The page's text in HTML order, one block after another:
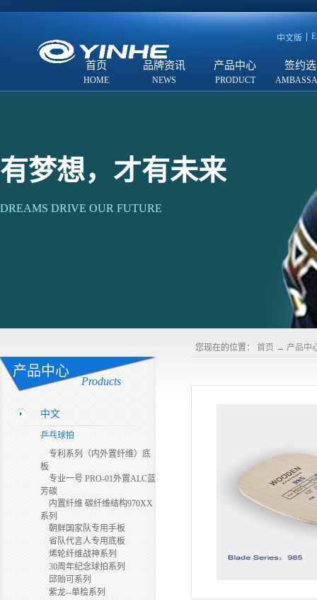
中文版
首页 品牌资讯 产品中心 签约
有梦想，才有未来
DREAMS DRIVE OUR FUTURE
产品中心
Products
中文
乒乓球拍
专利系列（内外置纤维）底
板
专业一号 PRO-01外置ALC蓝
芳碳
内置纤维 碳纤维结构970XX
系列
朝鲜国家队专用手板
省队代言人专用底板
烯轮纤维战神系列
30周年纪念球拍系列
邱贻可系列
紫龙--单桧系列
您现在的位置： 首页 → 产品中